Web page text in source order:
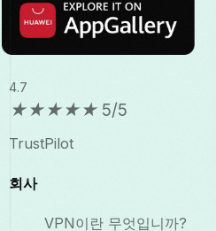
4.7
★★★★★ 5/5
TrustPilot
회사
VPN이란 무엇입니까?